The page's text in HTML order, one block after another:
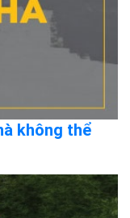
không thể